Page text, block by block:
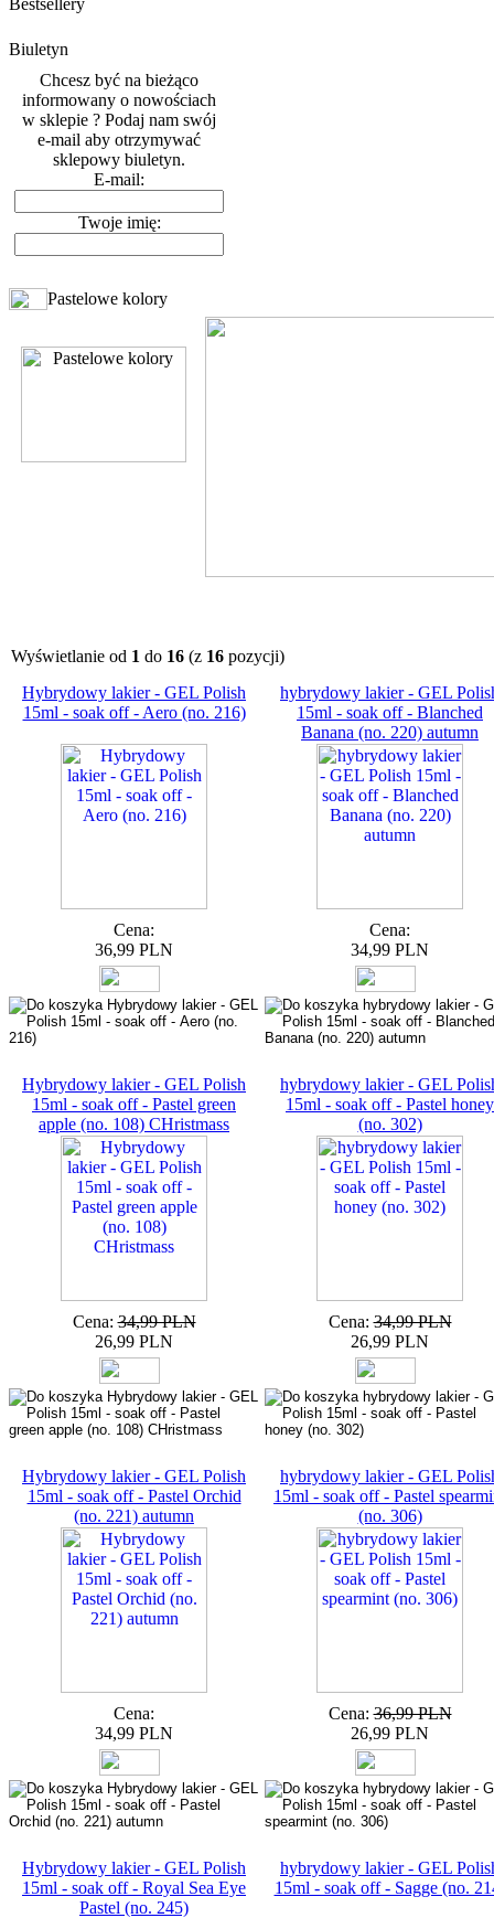
Bestsellery
Biuletyn
Chcesz być na bieżąco
informowany o nowościach
w sklepie ? Podaj nam swój
e-mail aby otrzymywać
sklepowy biuletyn.
E-mail:
Twoje imię:
Pastelowe kolory
Wyświetlanie od 1 do 16 (z 16 pozycji)
Hybrydowy lakier - GEL Polish
15ml - soak off - Aero (no. 216)
Cena:
36,99 PLN
hybrydowy lakier - GEL
15ml - soak off - Blanched
Banana (no. 220) autumn
Cena:
34,99 PLN
Hybrydowy lakier - GEL Polish
15ml - soak off - Pastel green
apple (no. 108) CHristmass
Cena: 34,99 PLN
26,99 PLN
hybrydowy lakier - GEL
15ml - soak off - Pastel honey
(no. 302)
Cena: 34,99 PLN
26,99 PLN
Hybrydowy lakier - GEL Polish
15ml - soak off - Pastel Orchid
(no. 221) autumn
Cena:
34,99 PLN
hybrydowy lakier - GEL
15ml - soak off - Pastel
(no. 306)
Cena: 36,99 PLN
26,99 PLN
Hybrydowy lakier - GEL Polish
15ml - soak off - Royal Sea Eye
Pastel (no. 245)
hybrydowy lakier - GEL
15ml - soak off - Sagge (no.